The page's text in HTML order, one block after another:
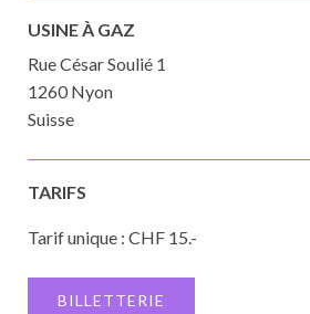
USINE À GAZ
Rue César Soulié 1
1260 Nyon
Suisse
TARIFS
Tarif unique : CHF 15.-
BILLETTERIE